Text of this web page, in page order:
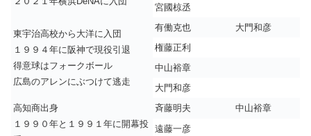
宮國椋丞
東宇治高校から大洋に入団
１９９４年に阪神で現役引退
得意球はフォークボール
広島のアレンにぶつけて逃走
有働克也
大門和彦
権藤正利
中山裕章
大門和彦
高知商出身
１９９０年と１９９１年に開幕投
斉藤明夫
中山裕章
遠藤一彦